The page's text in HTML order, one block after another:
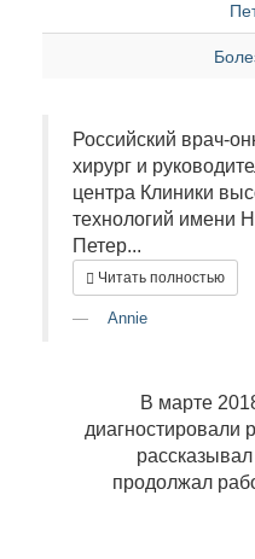
Российский врач-
хирург и
центра Клиники
технологий имени
Петер...
Читать полностью
Annie
В марте
диагностировали
продолжал